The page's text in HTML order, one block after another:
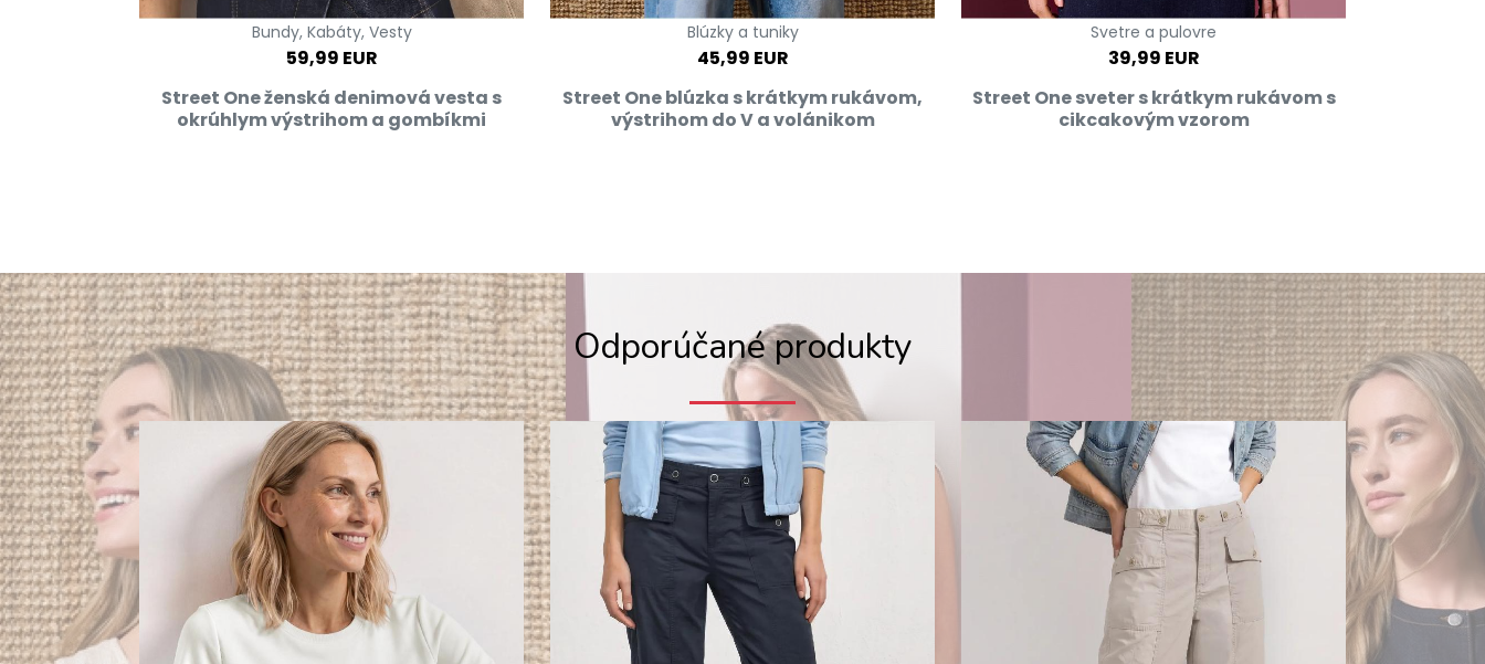
Bundy, Kabáty, Vesty
59,99 EUR
Street One ženská denimová vesta s
okrúhlym výstrihom a gombíkmi
Blúzky a tuniky
45,99 EUR
Street One blúzka s krátkym rukávom,
výstrihom do V a volánikom
Svetre a pulovre
39,99 EUR
Street One sveter s krátkym rukávom s
cikcakovým vzorom
Odporúčané produkty